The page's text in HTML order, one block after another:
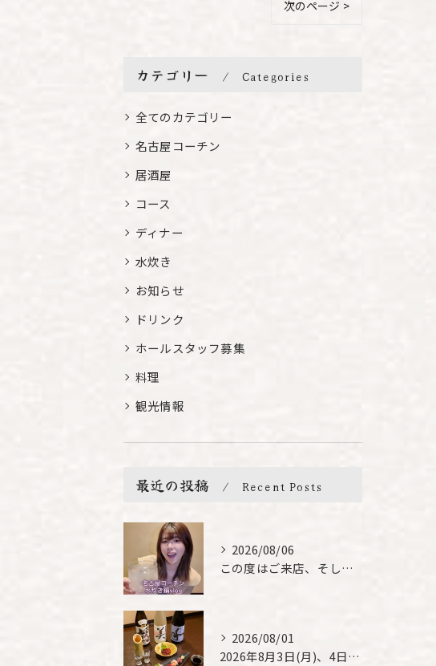
次のページ >
カテゴリー Categories
全てのカテゴリー
名古屋コーチン
居酒屋
コース
ディナー
水炊き
お知らせ
ドリンク
ホールスタッフ募集
料理
観光情報
最近の投稿 Recent Posts
2026/08/06
この度はご来店、そして素敵なご紹介誠にありがとうございます✨...
2026/08/01
2026年8月3日(月)、4日(火)は、臨時休業させて頂きま...